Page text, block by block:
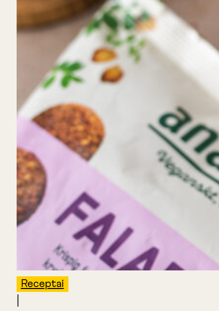
Receptai